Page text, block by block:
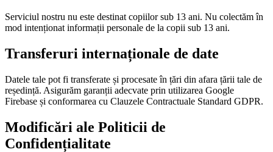
Serviciul nostru nu este destinat copiilor sub 13 ani. Nu colectăm în
mod intenționat informații personale de la copii sub 13 ani.
Transferuri internaționale de date
Datele tale pot fi transferate și procesate în țări din afara țării tale de
reședință. Asigurăm garanții adecvate prin utilizarea Google
Firebase și conformarea cu Clauzele Contractuale Standard GDPR.
Modificări ale Politicii de
Confidențialitate